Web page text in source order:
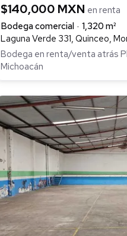
$140,000 MXN en renta
Bodega comercial
1,320 m²
Laguna Verde 331, Quinceo,
Bodega en renta/venta atrás
Michoacán